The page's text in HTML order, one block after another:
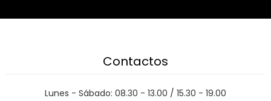
Contactos
Lunes - Sábado: 08.30 - 13.00 / 15.30 - 19.00